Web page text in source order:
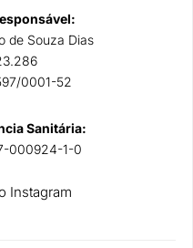
de Souza Dias
0001-52
Sanitária:
000924-1-0
Instagram